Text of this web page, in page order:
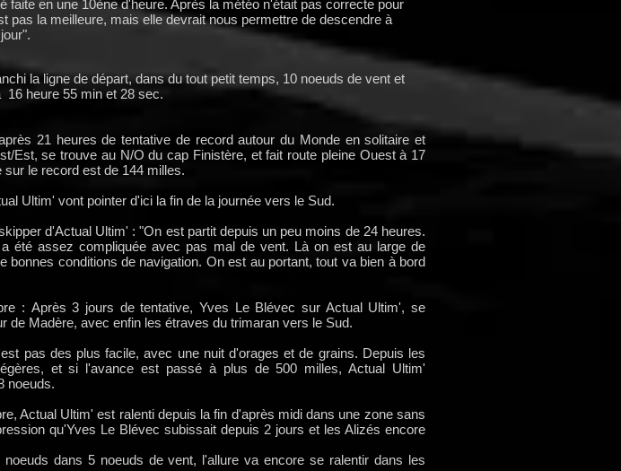
faite en une 10ène d'heure. Après la météo n'était pas correcte pour
pas la meilleure, mais elle devrait nous permettre de descendre à
la ligne de départ, dans du tout petit temps, 10 noeuds de vent et
16 heure 55 min et 28 sec.
21 heures de tentative de record autour du Monde en solitaire et
Est, se trouve au N/O du cap Finistère, et fait route pleine Ouest à 17
sur le record est de 144 milles.
Ultim' vont pointer d'ici la fin de la journée vers le Sud.
d'Actual Ultim' : "On est partit depuis un peu moins de 24 heures.
été assez compliquée avec pas mal de vent. Là on est au large de
bonnes conditions de navigation. On est au portant, tout va bien à bord
: Après 3 jours de tentative, Yves Le Blévec sur Actual Ultim', se
de Madère, avec enfin les étraves du trimaran vers le Sud.
pas des plus facile, avec une nuit d'orages et de grains. Depuis les
et si l'avance est passé à plus de 500 milles, Actual Ultim'
noeuds.
Actual Ultim' est ralenti depuis la fin d'après midi dans une zone sans
qu'Yves Le Blévec subissait depuis 2 jours et les Alizés encore
noeuds dans 5 noeuds de vent, l'allure va encore se ralentir dans les